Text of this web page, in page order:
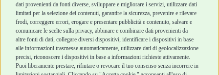
dati provenienti da fonti diverse, sviluppare e migliorare i servizi, utilizzare dati
limitati per la selezione dei contenuti, garantire la sicurezza, prevenire e rilevare
frodi, correggere errori, erogare e presentare pubblicità e contenuto, salvare e
comunicare le scelte sulla privacy, abbinare e combinare dati provenienti da
altre fonti di dati, collegare diversi dispositivi, identificare i dispositivi in base
alle informazioni trasmesse automaticamente, utilizzare dati di geolocalizzazione
precisi, riconoscere i dispositivi in base a informazioni richieste attivamente.
Puoi liberamente prestare, rifiutare o revocare il tuo consenso senza incorrere in
Blog
Assistenza Robinson
Pet Shop
Offerte
Promozioni
Recensioni Feedaty
Metodi di
pagamento
Recesso e Reso
Spedizioni